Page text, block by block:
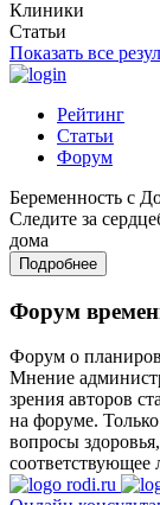
Клиники
Статьи
Показать все
Рейтинг
Статьи
Форум
Беременность с
Следите за
дома
Подробнее
Форум
Форум о
Мнение
зрения авторов
на форуме.
вопросы
соответствующее